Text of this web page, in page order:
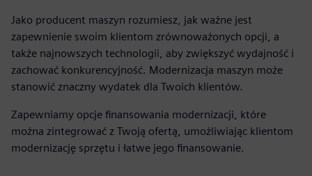
Jako producent maszyn rozumiesz, jak ważne jest
zapewnienie swoim klientom zrównoważonych opcji, a
także najnowszych technologii, aby zwiększyć wydajność i
zachować konkurencyjność. Modernizacja maszyn może
stanowić znaczny wydatek dla Twoich klientów.
Zapewniamy opcje finansowania modernizacji, które
można zintegrować z Twoją ofertą, umożliwiając klientom
modernizację sprzętu i łatwe jego finansowanie.